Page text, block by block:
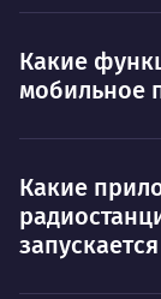
Умею
О работе
Ты — это то,
Какие
мобильное
Какие